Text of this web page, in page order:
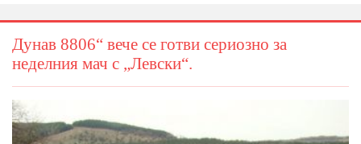
Дунав 8806“ вече се готви сериозно за
неделния мач с „Левски“.